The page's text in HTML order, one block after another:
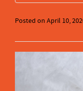
Posted on April 10,